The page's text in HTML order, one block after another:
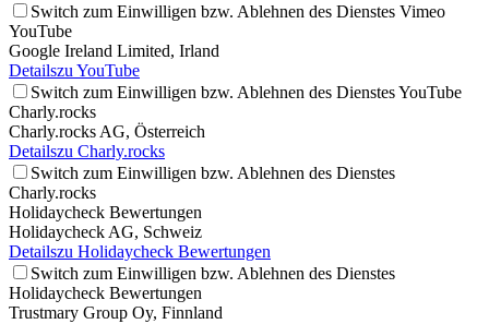
Switch zum Einwilligen bzw. Ablehnen des Dienstes Vimeo
YouTube
Google Ireland Limited, Irland
Detailszu YouTube
Switch zum Einwilligen bzw. Ablehnen des Dienstes YouTube
Charly.rocks
Charly.rocks AG, Österreich
Detailszu Charly.rocks
Switch zum Einwilligen bzw. Ablehnen des Dienstes
Charly.rocks
Holidaycheck Bewertungen
Holidaycheck AG, Schweiz
Detailszu Holidaycheck Bewertungen
Switch zum Einwilligen bzw. Ablehnen des Dienstes
Holidaycheck Bewertungen
Trustmary Group Oy, Finnland